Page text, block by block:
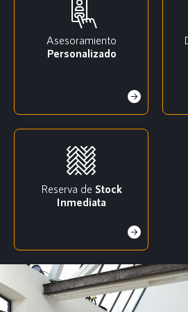
Asesoramiento
Personalizado
Reserva de Stock
Inmediata